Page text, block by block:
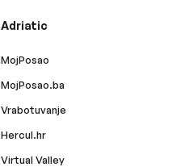
Adriatic
MojPosao
MojPosao.ba
Vrabotuvanje
Hercul.hr
Virtual Valley